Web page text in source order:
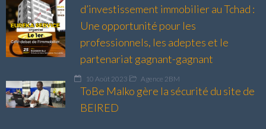
d’investissement immobilier au Tchad :
Une opportunité pour les
professionnels, les adeptes et le
partenariat gagnant-gagnant
10 Août 2023 Agence 2BM
ToBe Malko gère la sécurité du site de
BEIRED